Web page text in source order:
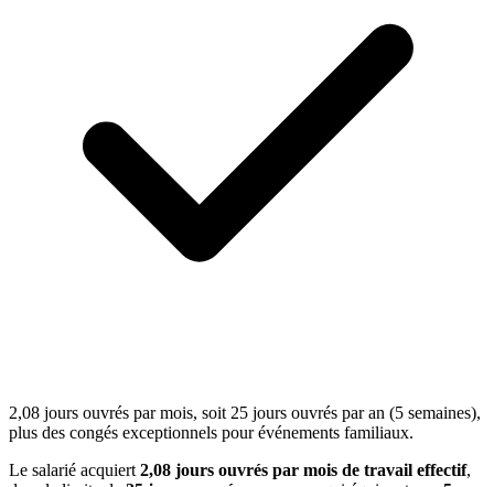
2,08 jours ouvrés par mois, soit 25 jours ouvrés par an (5 semaines),
plus des congés exceptionnels pour événements familiaux.
Le salarié acquiert 2,08 jours ouvrés par mois de travail effectif,